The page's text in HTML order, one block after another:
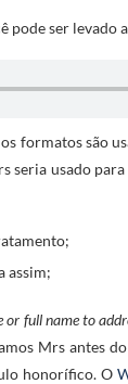
pode ser levado
formatos são
usado
assim;
or full name to
Mrs antes
honorífico. O